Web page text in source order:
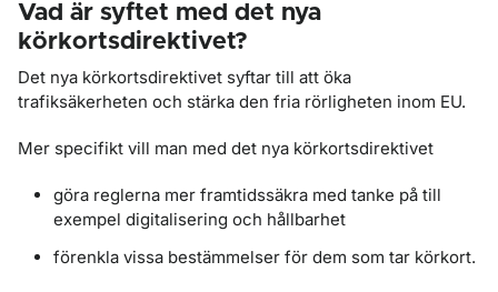
Vad är syftet med det nya
körkortsdirektivet?
Det nya körkortsdirektivet syftar till att öka
trafiksäkerheten och stärka den fria rörligheten inom EU.
Mer specifikt vill man med det nya körkortsdirektivet
göra reglerna mer framtidssäkra med tanke på till
exempel digitalisering och hållbarhet
förenkla vissa bestämmelser för dem som tar körkort.